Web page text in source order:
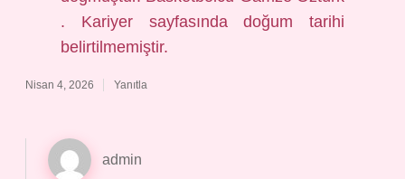
. Kariyer sayfasında doğum tarihi
belirtilmemiştir.
Nisan 4, 2026 Yanıtla
admin